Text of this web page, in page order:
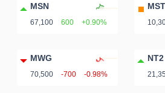
MSN
67,100 600 +0.90%
MST
MWG
70,500 -700 -0.98%
NT2